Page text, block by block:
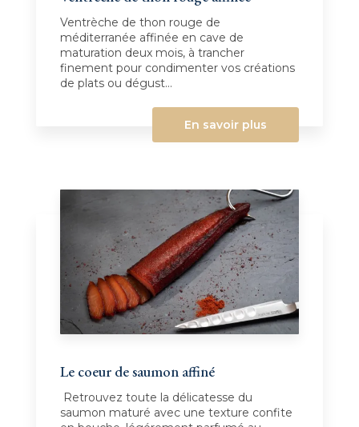
Ventrèche de thon rouge de
méditerranée affinée en cave de
maturation deux mois, à trancher
finement pour condimenter vos créations
de plats ou dégust...
En savoir plus
Le coeur de saumon affiné
Retrouvez toute la délicatesse du
saumon maturé avec une texture confite